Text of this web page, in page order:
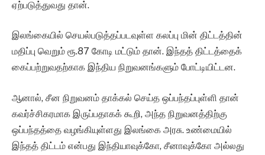
ஏற்படுத்துவது தான்.
இலங்கையில் செயல்படுத்தப்படவுள்ள கலப்பு மின் திட்டத்தின்
மதிப்பு வெறும் ரூ.87 கோடி மட்டும் தான். இந்தத் திட்டத்தைக்
கைப்பற்றுவதற்காக இந்திய நிறுவனங்களும் போட்டியிட்டன.
ஆனால், சீன நிறுவனம் தாக்கல் செய்த ஒப்பந்தப்புள்ளி தான்
கவர்ச்சிகரமாக இருப்பதாகக் கூறி, அந்த நிறுவனத்திற்கு
ஒப்பந்தத்தை வழங்கியுள்ளது இலங்கை அரசு. உண்மையில்
இந்தத் திட்டம் என்பது இந்தியாவுக்கோ, சீனாவுக்கோ அல்லது